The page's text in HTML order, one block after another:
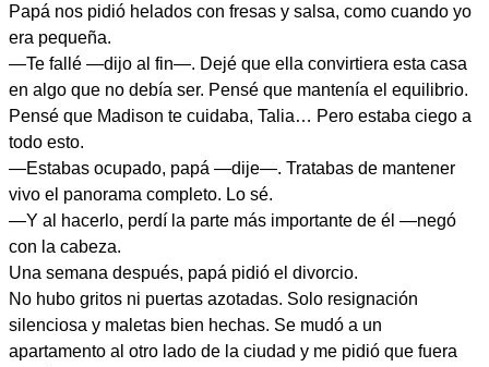
Papá nos pidió helados con fresas y salsa, como cuando yo
era pequeña.
—Te fallé —dijo al fin—. Dejé que ella convirtiera esta casa
en algo que no debía ser. Pensé que mantenía el equilibrio.
Pensé que Madison te cuidaba, Talia… Pero estaba ciego a
todo esto.
—Estabas ocupado, papá —dije—. Tratabas de mantener
vivo el panorama completo. Lo sé.
—Y al hacerlo, perdí la parte más importante de él —negó
con la cabeza.
Una semana después, papá pidió el divorcio.
No hubo gritos ni puertas azotadas. Solo resignación
silenciosa y maletas bien hechas. Se mudó a un
apartamento al otro lado de la ciudad y me pidió que fuera